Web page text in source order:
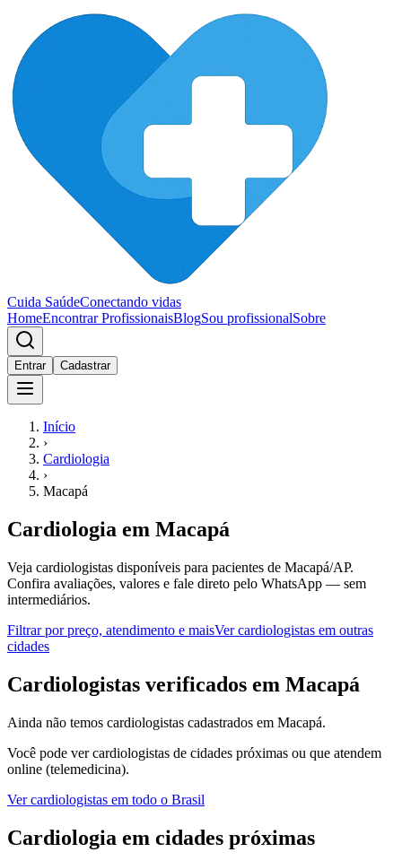
Cuida SaúdeConectando vidas
HomeEncontrar ProfissionaisBlogSou profissionalSobre
Entrar Cadastrar
Início
›
Cardiologia
›
Macapá
Cardiologia em Macapá
Veja cardiologistas disponíveis para pacientes de Macapá/AP.
Confira avaliações, valores e fale direto pelo WhatsApp — sem
intermediários.
Filtrar por preço, atendimento e maisVercardiologistas em outras
cidades
Cardiologistas verificados em Macapá
Ainda não temos cardiologistas cadastrados em Macapá.
Você pode vercardiologistas de cidades próximas ou que atendem
online (telemedicina).
Vercardiologistas em todo o Brasil
Cardiologia em cidades próximas